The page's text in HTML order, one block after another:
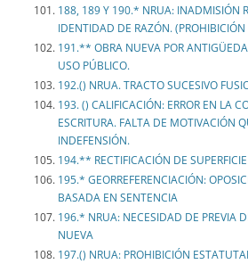
188, 189 Y 190.* NRUA: INADMISIÓN
IDENTIDAD DE RAZÓN.
191.** OBRA NUEVA POR
USO PÚBLICO.
192.() NRUA. TRACTO SUCESIVO
193. () CALIFICACIÓN: ERROR EN LA
ESCRITURA. FALTA DE MOTIVACIÓN
INDEFENSIÓN.
194.** RECTIFICACIÓN DE
195.* GEORREFERENCIACIÓN:
BASADA EN SENTENCIA
196.* NRUA: NECESIDAD DE PREVIA
NUEVA
197.() NRUA: PROHIBICIÓN